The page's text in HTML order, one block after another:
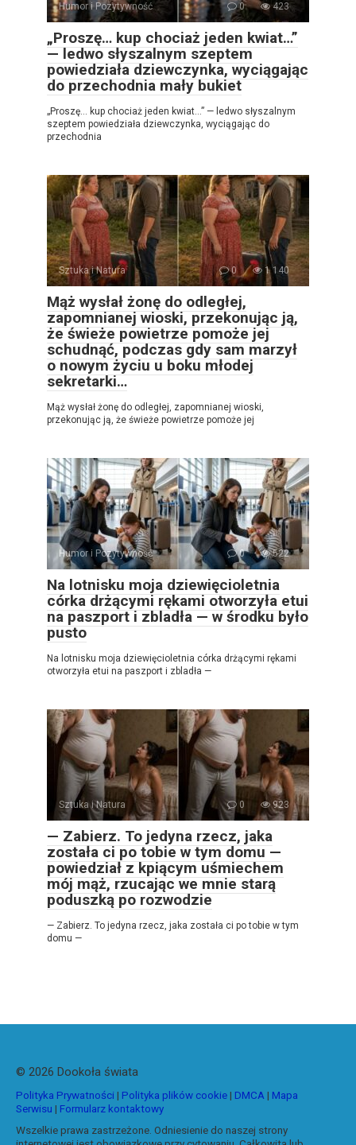
Humor i Pozytywność 0 423
„Proszę… kup chociaż jeden kwiat…”
— ledwo słyszalnym szeptem
powiedziała dziewczynka, wyciągając
do przechodnia mały bukiet
„Proszę… kup chociaż jeden kwiat…” — ledwo słyszalnym
szeptem powiedziała dziewczynka, wyciągając do
przechodnia
Sztuka i Natura 0 1 140
Mąż wysłał żonę do odległej,
zapomnianej wioski, przekonując ją,
że świeże powietrze pomoże jej
schudnąć, podczas gdy sam marzył
o nowym życiu u boku młodej
sekretarki…
Mąż wysłał żonę do odległej, zapomnianej wioski,
przekonując ją, że świeże powietrze pomoże jej
Humor i Pozytywność 0 522
Na lotnisku moja dziewięcioletnia
córka drżącymi rękami otworzyła etui
na paszport i zbladła — w środku było
pusto
Na lotnisku moja dziewięcioletnia córka drżącymi rękami
otworzyła etui na paszport i zbladła —
Sztuka i Natura 0 923
— Zabierz. To jedyna rzecz, jaka
została ci po tobie w tym domu —
powiedział z kpiącym uśmiechem
mój mąż, rzucając we mnie starą
poduszką po rozwodzie
— Zabierz. To jedyna rzecz, jaka została ci po tobie w tym
domu —
© 2026 Dookoła świata
Polityka Prywatności | Polityka plików cookie| DMCA | Mapa
Serwisu | Formularz kontaktowy
Wszelkie prawa zastrzeżone. Odniesienie do naszej strony